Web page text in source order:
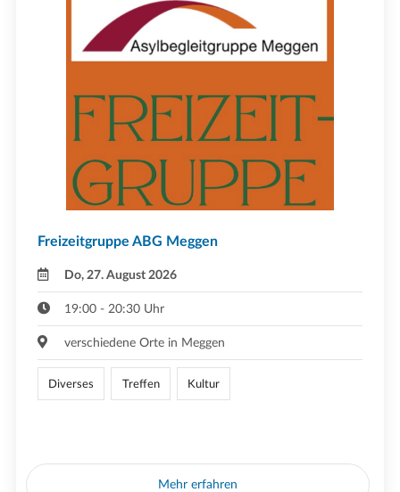
Freizeitgruppe ABG Meggen
Do, 27. August 2026
19:00 - 20:30 Uhr
verschiedene Orte in Meggen
Diverses Treffen Kultur
Mehr erfahren